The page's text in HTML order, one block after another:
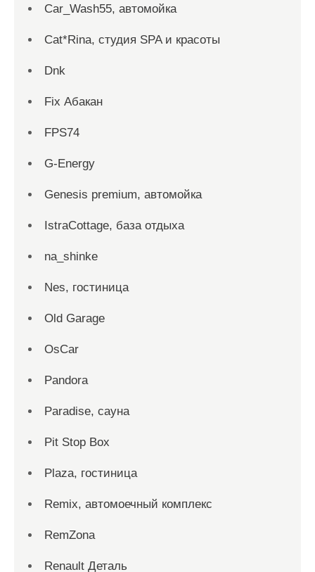
Car_Wash55, автомойка
Cat*Rina, студия SPA и красоты
Dnk
Fix Абакан
FPS74
G-Energy
Genesis premium, автомойка
IstraCottage, база отдыха
na_shinke
Nes, гостиница
Old Garage
OsCar
Pandora
Paradise, сауна
Pit Stop Box
Plaza, гостиница
Remix, автомоечный комплекс
RemZona
Renault Деталь